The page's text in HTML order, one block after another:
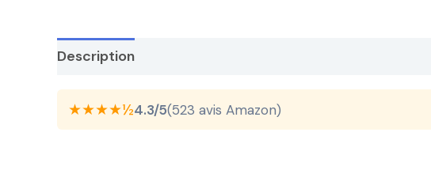
Description
★★★★½4.3/5(523 avis Amazon)